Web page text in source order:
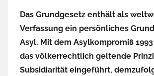
Das Grundgesetz enthält als
Verfassung ein persönliches
Asyl. Mit dem Asylkompromiß
das völkerrechtlich geltende
Subsidiarität eingeführt,